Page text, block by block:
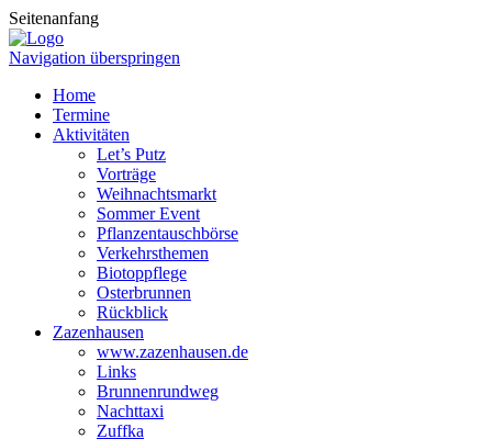
Seitenanfang
Navigation überspringen
Home
Termine
Aktivitäten
Let’s Putz
Vorträge
Weihnachtsmarkt
Sommer Event
Pflanzentauschbörse
Verkehrsthemen
Biotoppflege
Osterbrunnen
Rückblick
Zazenhausen
www.zazenhausen.de
Links
Brunnenrundweg
Nachttaxi
Zuffka